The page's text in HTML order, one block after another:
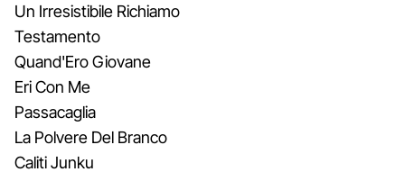
Un Irresistibile Richiamo
Testamento
Quand'Ero Giovane
Eri Con Me
Passacaglia
La Polvere Del Branco
Caliti Junku